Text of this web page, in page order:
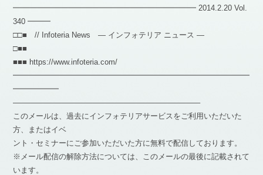
━━━━━━━━━━━━━━━━━━━━━━━━ 2014.2.20 Vol.
340 ━━━
□□■ // Infoteria News — インフォテリア ニュース —
□■■
■■■ https://www.infoteria.com/
━━━━━━━━━━━━━━━━━━━━━━━━━━━━━━━
━━━━━━
————————————————————————–
このメールは、過去にインフォテリアサービスをご利用いただいた
方、またはイベ
ント・セミナーにご参加いただいた方に無料で配信しております。
※メール配信の解除方法については、このメールの最後に記載されて
います。